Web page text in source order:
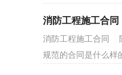
消防工程施工合同
消防工程施工合同
规范的合同是什么样